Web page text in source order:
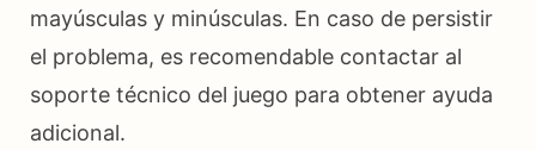
mayúsculas y minúsculas. En caso de persistir
el problema, es recomendable contactar al
soporte técnico del juego para obtener ayuda
adicional.